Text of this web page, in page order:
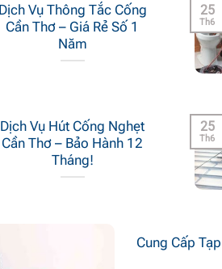
Dịch Vụ Thông Tắc Cống
Cần Thơ – Giá Rẻ Số 1
Năm
25
Th6
Dịch Vụ Hút Cống Nghẹt
Cần Thơ – Bảo Hành 12
Tháng!
25
Th6
Cung Cấp